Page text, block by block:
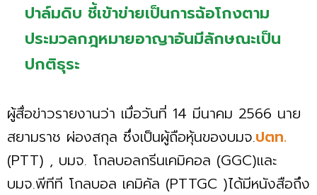
ปาล์มดิบ ชี้เข้าข่ายเป็นการฉ้อโกงตาม
ประมวลกฎหมายอาญาอันมีลักษณะเป็น
ปกติธุระ
ผู้สื่อข่าวรายงานว่า เมื่อวันที่ 14 มีนาคม 2566 นาย
สยามราช ผ่องสกุล ซึ่งเป็นผู้ถือหุ้นของบมจ.ปตท.
(PTT) , บมจ. โกลบอลกรีนเคมิคอล (GGC)และ
บมจ.พีทีที โกลบอล เคมิคัล (PTTGC )ได้มีหนังสือถึง